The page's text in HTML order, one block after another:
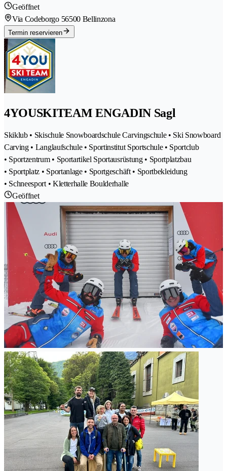
Geöffnet
Via Codeborgo 56500 Bellinzona
Termin reservieren
4YOUSKITEAM ENGADIN Sagl
Skiklub • Skischule Snowboardschule Carvingschule • Ski Snowboard
Carving • Langlaufschule • Sportinstitut Sportschule • Sportclub
• Sportzentrum • Sportartikel Sportausrüstung • Sportplatzbau
• Sportplatz • Sportanlage • Sportgeschäft • Sportbekleidung
• Schneesport • Kletterhalle Boulderhalle
Geöffnet